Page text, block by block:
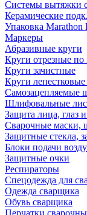
Системы вытяжки
Керамические
Упаковка Marathon
Маркеры
Абразивные круги
Круги отрезные по
Круги зачистные
Круги лепестковые
Самозацепляемые
Шлифовальные
Защита лица, глаз
Сварочные маски,
Защитные стекла,
Блоки подачи
Защитные очки
Респираторы
Спецодежда для
Одежда сварщика
Обувь сварщика
Перчатки